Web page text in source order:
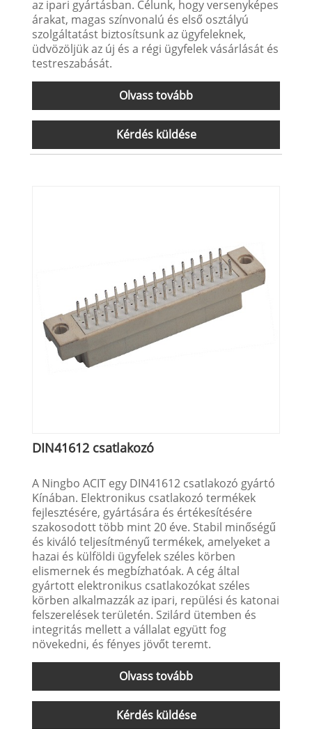
az ipari gyártásban. Célunk, hogy versenyképes
árakat, magas színvonalú és első osztályú
szolgáltatást biztosítsunk az ügyfeleknek,
üdvözöljük az új és a régi ügyfelek vásárlását és
testreszabását.
Olvass tovább
Kérdés küldése
DIN41612 csatlakozó
A Ningbo ACIT egy DIN41612 csatlakozó gyártó
Kínában. Elektronikus csatlakozó termékek
fejlesztésére, gyártására és értékesítésére
szakosodott több mint 20 éve. Stabil minőségű
és kiváló teljesítményű termékek, amelyeket a
hazai és külföldi ügyfelek széles körben
elismernek és megbízhatóak. A cég által
gyártott elektronikus csatlakozókat széles
körben alkalmazzák az ipari, repülési és katonai
felszerelések területén. Szilárd ütemben és
integritás mellett a vállalat együtt fog
növekedni, és fényes jövőt teremt.
Olvass tovább
Kérdés küldése